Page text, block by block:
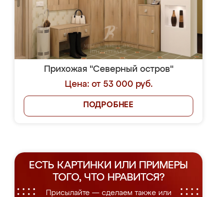
Прихожая "Северный остров"
Цена: от 53 000 руб.
ПОДРОБНЕЕ
ЕСТЬ КАРТИНКИ ИЛИ ПРИМЕРЫ
ТОГО, ЧТО НРАВИТСЯ?
Присылайте — сделаем также или